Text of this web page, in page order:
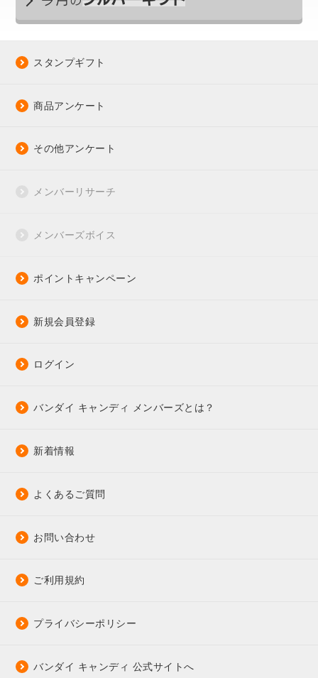
スタンプギフト
商品アンケート
その他アンケート
メンバーリサーチ
メンバーズボイス
ポイントキャンペーン
新規会員登録
ログイン
バンダイ キャンディ メンバーズとは？
新着情報
よくあるご質問
お問い合わせ
ご利用規約
プライバシーポリシー
バンダイ キャンディ 公式サイトへ